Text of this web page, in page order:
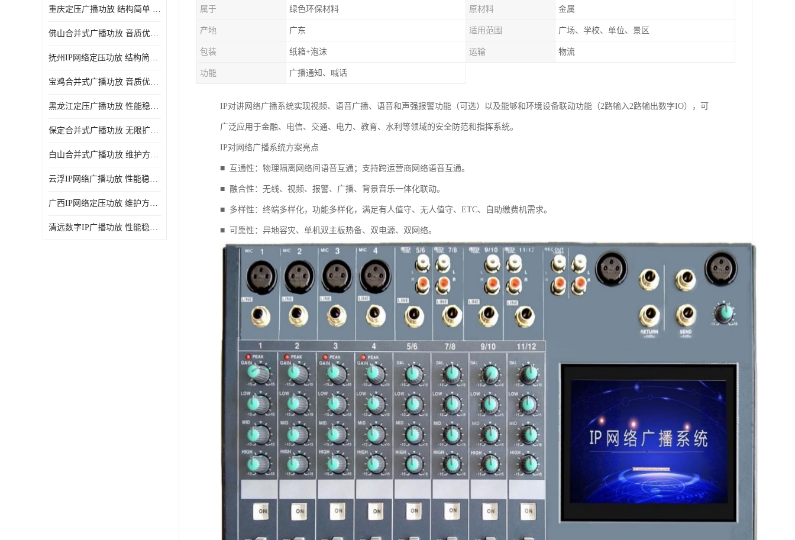
重庆定压广播功放 结构简单 传输距离远
佛山合并式广播功放 音质优美清晰 输出电压大 电流小
抚州IP网络定压功放 结构简单 多应用于公共场合
宝鸡合并式广播功放 音质优美清晰 维护方便
黑龙江定压广播功放 性能稳定 无限扩容
保定合并式广播功放 无限扩容 设计结构简单
白山合并式广播功放 维护方便 多应用于公共场合
云浮IP网络广播功放 性能稳定 设计结构简单
广西IP网络定压功放 维护方便 多应用于公共场合
清远数字IP广播功放 性能稳定 传输距离远
属于 绿色环保材料 原材料 金属
产地 广东 适用范围 广场、学校、单位、景区
包装 纸箱+泡沫 运输 物流
功能 广播通知、喊话
IP对讲网络广播系统实现视频、语音广播、语音和声强报警功能（可选）以及能够和环境设备联动功能（2路输入2路输出数字IO），可
广泛应用于金融、电信、交通、电力、教育、水利等领域的安全防范和指挥系统。
IP对网络广播系统方案亮点
■ 互通性：物理隔离网络间语音互通；支持跨运营商网络语音互通。
■ 融合性：无线、视频、报警、广播、背景音乐一体化联动。
■ 多样性：终端多样化，功能多样化，满足有人值守、无人值守、ETC、自助缴费机需求。
■ 可靠性：异地容灾、单机双主板热备、双电源、双网络。